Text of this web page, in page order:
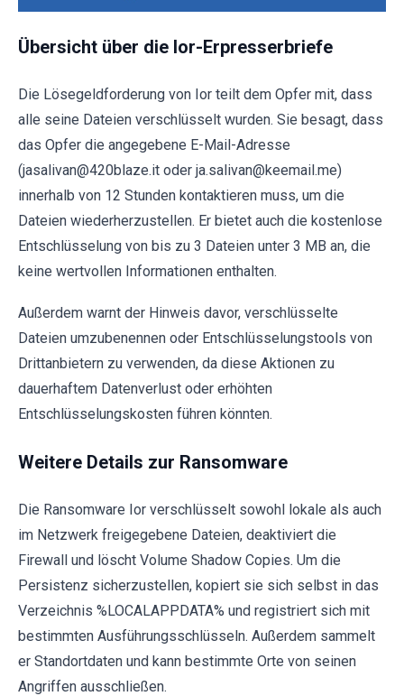
Übersicht über die Ior-Erpresserbriefe
Die Lösegeldforderung von Ior teilt dem Opfer mit, dass
alle seine Dateien verschlüsselt wurden. Sie besagt, dass
das Opfer die angegebene E-Mail-Adresse
(jasalivan@420blaze.it oder ja.salivan@keemail.me)
innerhalb von 12 Stunden kontaktieren muss, um die
Dateien wiederherzustellen. Er bietet auch die kostenlose
Entschlüsselung von bis zu 3 Dateien unter 3 MB an, die
keine wertvollen Informationen enthalten.
Außerdem warnt der Hinweis davor, verschlüsselte
Dateien umzubenennen oder Entschlüsselungstools von
Drittanbietern zu verwenden, da diese Aktionen zu
dauerhaftem Datenverlust oder erhöhten
Entschlüsselungskosten führen könnten.
Weitere Details zur Ransomware
Die Ransomware Ior verschlüsselt sowohl lokale als auch
im Netzwerk freigegebene Dateien, deaktiviert die
Firewall und löscht Volume Shadow Copies. Um die
Persistenz sicherzustellen, kopiert sie sich selbst in das
Verzeichnis %LOCALAPPDATA% und registriert sich mit
bestimmten Ausführungsschlüsseln. Außerdem sammelt
er Standortdaten und kann bestimmte Orte von seinen
Angriffen ausschließen.